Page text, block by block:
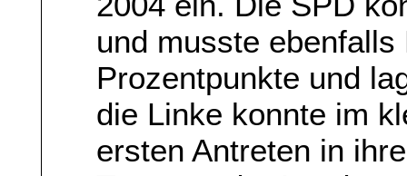
und musste
Prozentpunkte und
die Linke konnte im
ersten Antreten in